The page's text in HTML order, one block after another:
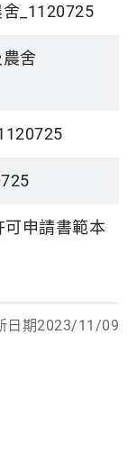
_1120725
舍
申請書範本
日期2023/11/09